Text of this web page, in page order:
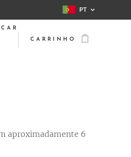
PT
CARRINHO
aproximadamente 6